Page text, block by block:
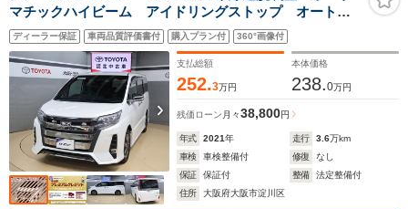
マチックハイビーム アイドリングストップ オートク
ルーズ ETC
ディーラー保証 車両品質評価書付 購入プラン付 360°画像付
支払総額
252.3万円
本体価格
238.0万円
残価ローン 月々38,800円
年式 2021年 走行 3.6万km
車検
車検整備付 修復
なし
保証
保証付 整備
法定整備付
住所
大阪府大阪市淀川区